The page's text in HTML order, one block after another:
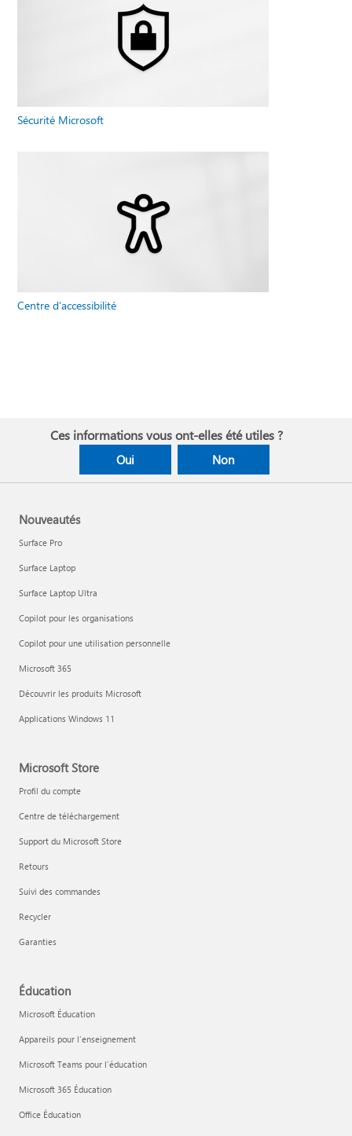
Sécurité Microsoft
Centre d’accessibilité
Ces informations vous ont-elles été utiles ?
Oui Non
Nouveautés
Surface Pro
Surface Laptop
Surface Laptop Ultra
Copilot pour les organisations
Copilot pour une utilisation personnelle
Microsoft 365
Découvrir les produits Microsoft
Applications Windows 11
Microsoft Store
Profil du compte
Centre de téléchargement
Support du Microsoft Store
Retours
Suivi des commandes
Recycler
Garanties
Éducation
Microsoft Éducation
Appareils pour l’enseignement
Microsoft Teams pour l’éducation
Microsoft 365 Éducation
Office Éducation